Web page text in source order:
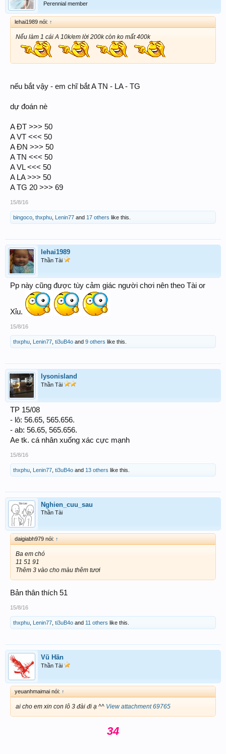
Perennial member
lehai1989 nói: ↑
Nếu làm 1 cái A 10k/em lời 200k còn ko mất 400k
nếu bắt vậy - em chĩ bắt A TN - LA - TG
dự đoán nè
A ĐT >>> 50
A VT <<< 50
A ĐN >>> 50
A TN <<< 50
A VL <<< 50
A LA >>> 50
A TG 20 >>> 69
15/8/16
bingoco thxphu Lenin77 and 17 others like this.
lehai1989
Thần Tài
Pp này cũng được tùy cảm giác người chơi nên theo Tài or
Xỉu.
15/8/16
thxphu Lenin77 ti3uB4o and 9 others like this.
lysonisland
Thần Tài
TP 15/08
- lô: 56.65, 565.656.
- ab: 56.65, 565.656.
Ae tk. cá nhân xuống xác cực mạnh
15/8/16
thxphu Lenin77 ti3uB4o and 13 others like this.
Nghien_cuu_sau
Thần Tài
daigiabh979 nói: ↑
Ba em chó
11 51 91
Thêm 3 vào cho màu thêm tươi
Bản thân thích 51
15/8/16
thxphu Lenin77 ti3uB4o and 11 others like this.
Vũ Hãn
Thần Tài
yeuanhmaimai nói: ↑
ai cho em xin con lô 3 đài đi ạ ^^ View attachment 69765
34